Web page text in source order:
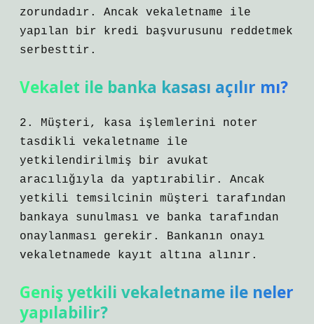
zorundadır. Ancak vekaletname ile
yapılan bir kredi başvurusunu reddetmek
serbesttir.
Vekalet ile banka kasası açılır mı?
2. Müşteri, kasa işlemlerini noter
tasdikli vekaletname ile
yetkilendirilmiş bir avukat
aracılığıyla da yaptırabilir. Ancak
yetkili temsilcinin müşteri tarafından
bankaya sunulması ve banka tarafından
onaylanması gerekir. Bankanın onayı
vekaletnamede kayıt altına alınır.
Geniş yetkili vekaletname ile neler
yapılabilir?